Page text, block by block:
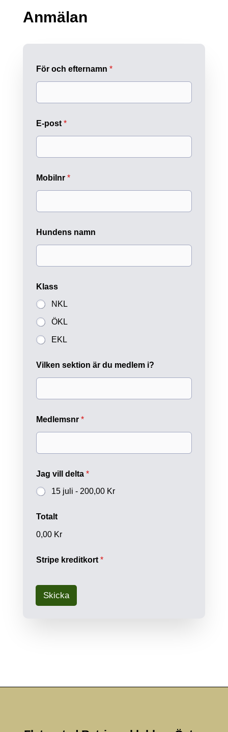
Anmälan
För och efternamn *
E-post *
c
h
o
a
l
t
t
i
e
Mobilnr *
Hundens namn
Klass
NKL
ÖKL
EKL
Vilken sektion är du medlem i?
Medlemsnr *
Jag vill delta *
15 juli - 200,00 Kr
Totalt
0,00 Kr
Stripe kreditkort *
Skicka